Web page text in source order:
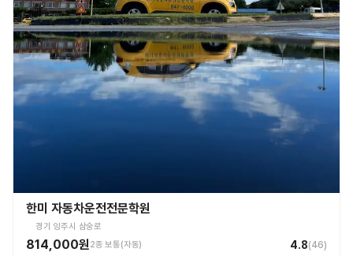
한미 자동차운전전문학원
경기 양주시 삼숭로
814,000원2종 보통(자동) 4.8(46)